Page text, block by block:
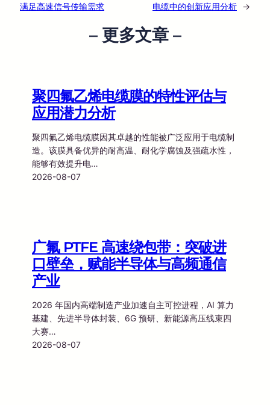
满足高速信号传输需求
电缆中的创新应用分析 →
– 更多文章 –
聚四氟乙烯电缆膜的特性评估与
应用潜力分析
聚四氟乙烯电缆膜因其卓越的性能被广泛应用于电缆制
造。该膜具备优异的耐高温、耐化学腐蚀及强疏水性，
能够有效提升电…
2026-08-07
广氟 PTFE 高速绕包带：突破进
口壁垒，赋能半导体与高频通信
产业
2026 年国内高端制造产业加速自主可控进程，AI 算力
基建、先进半导体封装、6G 预研、新能源高压线束四
大赛…
2026-08-07